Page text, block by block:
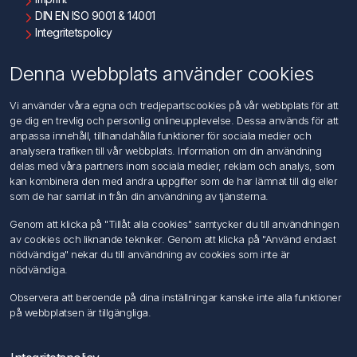
2× Art.nr. 5976 50 36: GSV-slipskivor aluminiumoxid
2× Art.nr. 5976 50 11: GSV-fleece Alox Medium Ø 50 mm
2× Art.nr. 5976 50 9: GSV-fleece Alox Extra Coarse Ø 50 mm
DIN EN ISO 9001 & 14001
Integritetspolicy
Kontakta oss
Kundtjänst
Sök
Mitt konto
Mina ordrar
Mina adresser
Följ oss
Denna webbplats använder cookies
Vi använder våra egna och tredjepartscookies på vår webbplats för att
ge dig en trevlig och personlig onlineupplevelse. Dessa används för att
anpassa innehåll, tillhandahålla funktioner för sociala medier och
analysera trafiken till vår webbplats. Information om din användning
delas med våra partners inom sociala medier, reklam och analys, som
kan kombinera den med andra uppgifter som de har lämnat till dig eller
som de har samlat in från din användning av tjänsterna.
Genom att klicka på "Tillåt alla cookies" samtycker du till användningen
av cookies och liknande tekniker. Genom att klicka på "Använd endast
nödvändiga" nekar du till användning av cookies som inte är
nödvändiga.
Observera att beroende på dina inställningar kanske inte alla funktioner
på webbplatsen är tillgängliga.